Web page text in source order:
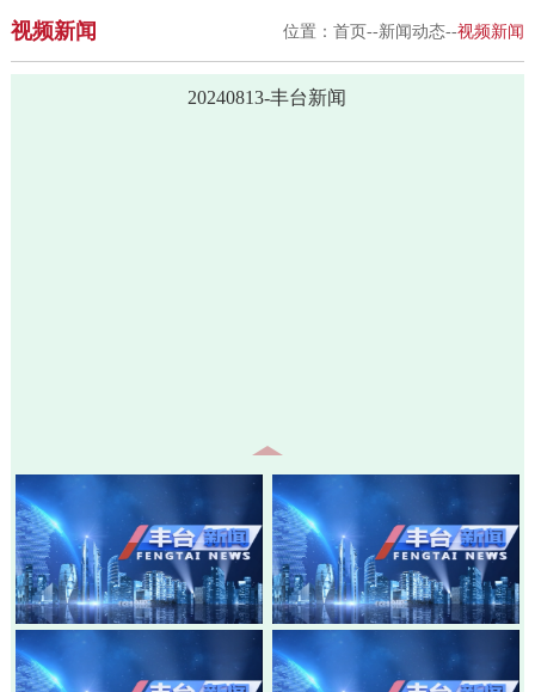
视频新闻 位置：首页--新闻动态--视频新闻
20240813-丰台新闻
20260807-丰台新闻